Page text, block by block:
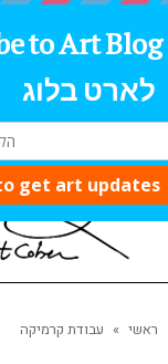
ראשי » עבודת קרמיקה